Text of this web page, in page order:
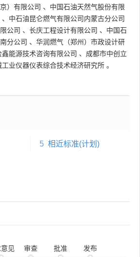
）有限公司 、 中国石油天然气股份有限
、 中石油昆仑燃气有限公司内蒙古分公司
公司 、 长庆工程设计有限公司 、 中国石
分公司 、 华润燃气（郑州）市政设计研
鑫能源技术咨询有限公司 、 成都市中创立
工业仪器仪表综合技术经济研究所 。
5 相近标准(计划)
见 审查 批准 发布